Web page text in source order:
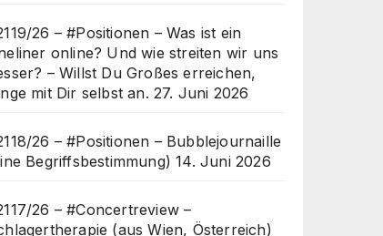
26 – #Positionen – Was ist ein
online? Und wie streiten wir uns
– Willst Du Großes erreichen,
mit Dir selbst an. 27. Juni 2026
26 – #Positionen – Bubblejournaille
Begriffsbestimmung) 14. Juni 2026
26 – #Concertreview –
(aus Wien, Österreich)